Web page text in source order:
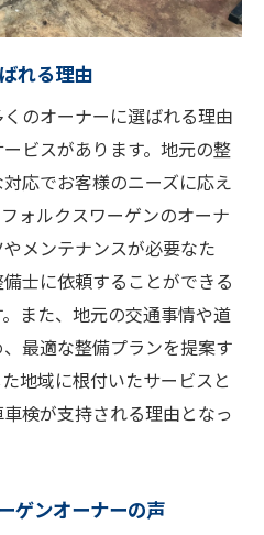
れる理由
のオーナーに選ばれる理由
ビスがあります。地元の整
応でお客様のニーズに応え
ォルクスワーゲンのオーナ
メンテナンスが必要なた
士に依頼することができる
また、地元の交通事情や道
最適な整備プランを提案す
地域に根付いたサービスと
検が支持される理由となっ
ゲンオーナーの声